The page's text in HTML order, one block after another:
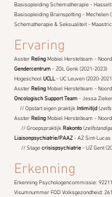
Basisopleiding Schematherapie - Hasselt
Basisopleiding Brainspotting - Mechelen
Schematherapie & Seksualiteit -
Ervaring
Asster Reling Mobiel Herstelteam -
Gendercentrum - ZOL Genk (2021-2023)
Hogeschool UCLL- UC Leuven (2020-
Asster Reling Mobiel Herstelteam -
Oncologisch Support Team - Jessa
// Opstart eigen praktijk Intimitijd (
Asster Reling Mobiel Herstelteam -
// Groepspraktijk Rakonto (
Liaisonpsychiatrie/PAAZ- AZ Sint-Lucas
// Stage crisispsychiatrie - UZ Gent
Erkenning
Erkenning Psychologencommissie:
Visumnummer FOD Volksgezondheid: